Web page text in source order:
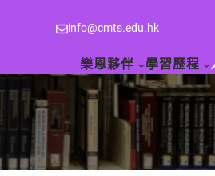
info@cmts.edu.hk
樂恩夥伴 學習歷程